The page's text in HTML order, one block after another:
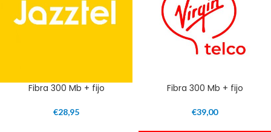
Fibra 300 Mb + fijo
€28,95
Fibra 300 Mb + fijo
€39,00